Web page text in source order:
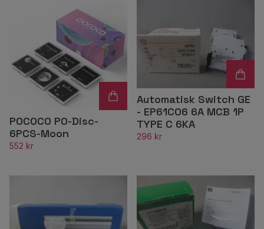
POCOCO PO-Disc-
6PCS-Moon
552 kr
Automatisk Switch GE
- EP61C06 6A MCB 1P
TYPE C 6KA
296 kr